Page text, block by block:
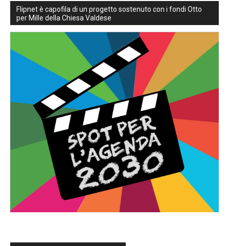
capovolte
Flipnet è capofila di un progetto sostenuto con i fondi Otto
per Mille della Chiesa Valdese